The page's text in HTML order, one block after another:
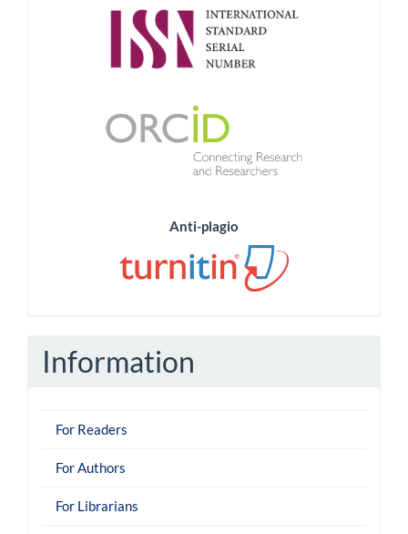
Anti-plagio
Information
For Readers
For Authors
For Librarians